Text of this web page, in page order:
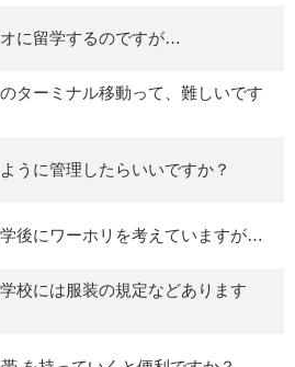
に留学するのですが…
ターミナル移動って、難しいです
うに管理したらいいですか？
後にワーホリを考えていますが…
校には服装の規定などあります